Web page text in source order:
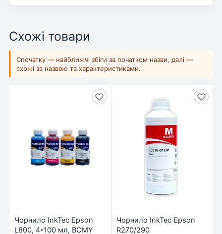
Схожі товари
Спочатку — найближчі збіги за початком назви, далі —
схожі за назвою та характеристиками.
Чорнило InkTec Epson
L800, 4*100 мл, BCMY
Чорнило InkTec Epson
R270/290